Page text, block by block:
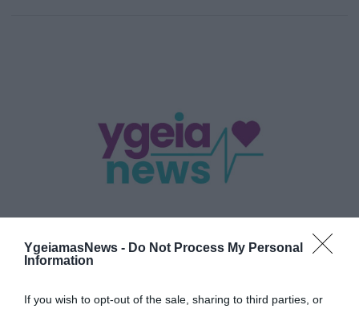
YgeiamasNews - Do Not Process My Personal
Information
If you wish to opt-out of the sale, sharing to third parties, or
Το αλκοόλ αρρωσταίνει το σεξ!
Τι σχέση μπορεί να έχει άραγε το αλκοόλ με τα σεξουαλικά
έχουν διπλάσιες έως και τριπλάσιες πιθανότητες να